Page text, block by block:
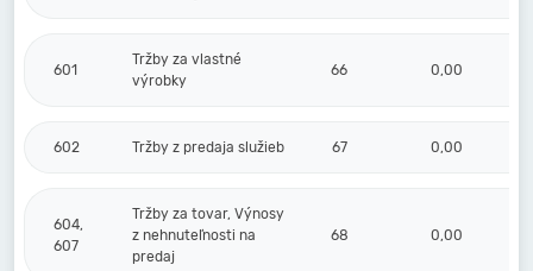
601
Tržby za vlastné
výrobky
66 0,00
602 Tržby z predaja služieb 67 0,00
604,
607
Tržby za tovar, Výnosy
z nehnuteľnosti na
predaj
68 0,00